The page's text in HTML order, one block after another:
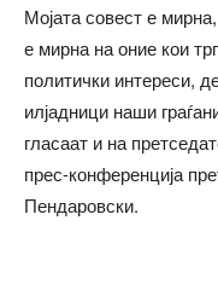
Мојата совест е
е мирна на оние кои
политички интереси,
илјадници наши
гласаат и на
прес-конференција
Пендаровски.